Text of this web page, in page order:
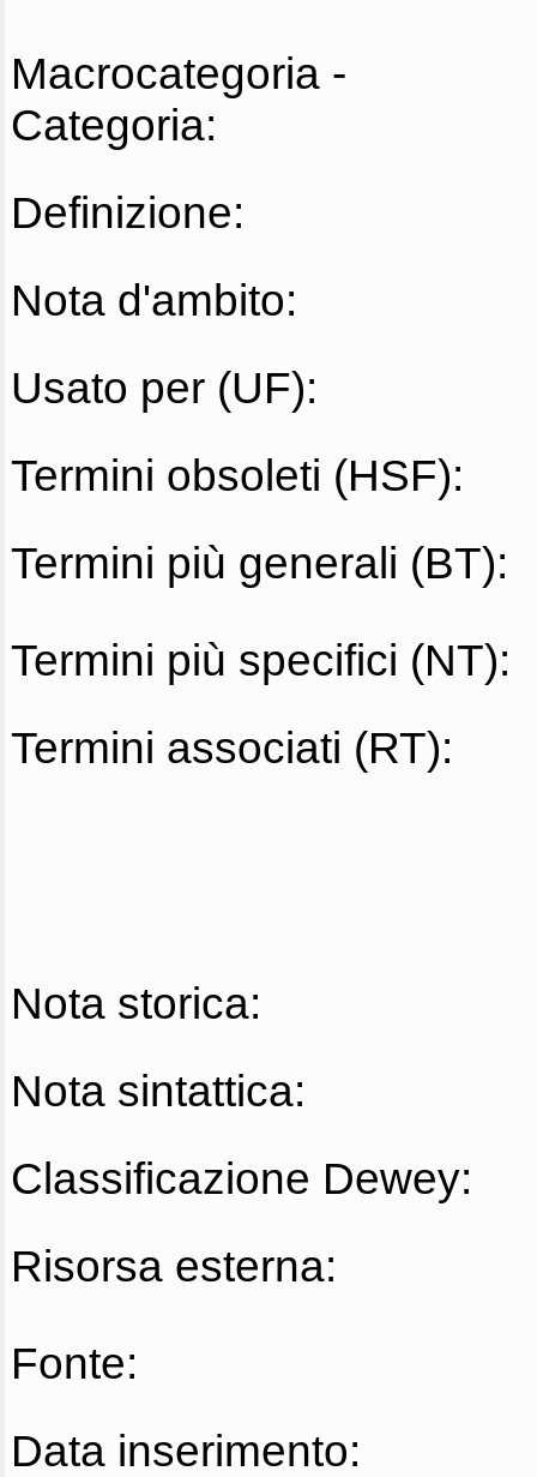
Macrocategoria -
Categoria:
Definizione:
Nota d'ambito:
Usato per (UF):
Termini obsoleti (HSF):
Termini più generali (BT):
Termini più specifici (NT):
Termini associati (RT):
Nota storica:
Nota sintattica:
Classificazione Dewey:
Risorsa esterna:
Fonte:
Data inserimento: